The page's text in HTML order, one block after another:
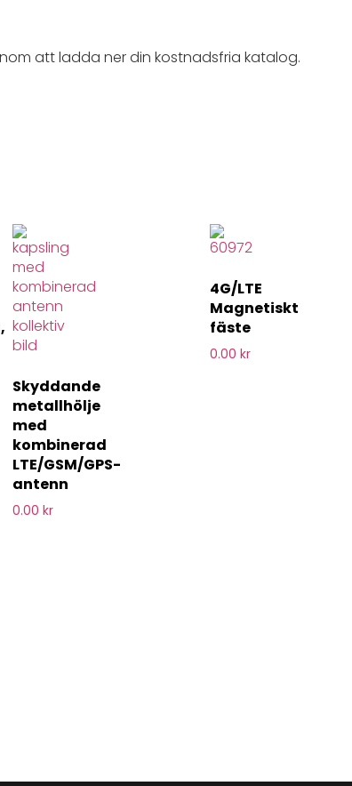
att ladda ner din kostnadsfria katalog.
Skyddande
metallhölje
med
kombinerad
LTE/GSM/GPS-
antenn
0.00kr
4G/LTE
Magnetiskt
fäste
0.00kr